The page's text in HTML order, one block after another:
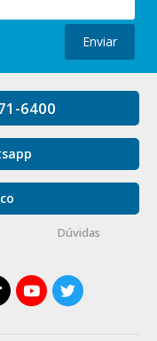
Enviar
6400
Dúvidas